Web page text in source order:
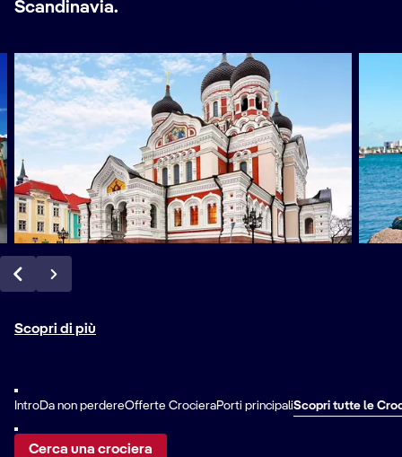
Scandinavia.
Scopri di più
IntroDa non perdereOfferte CrocieraPorti principaliScopri tutte le
Cerca una crociera